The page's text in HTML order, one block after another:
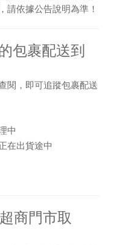
請依據公告說明為準！
包裹配送到
閱，即可追蹤包裹配送
中
在出貨途中
商門市取